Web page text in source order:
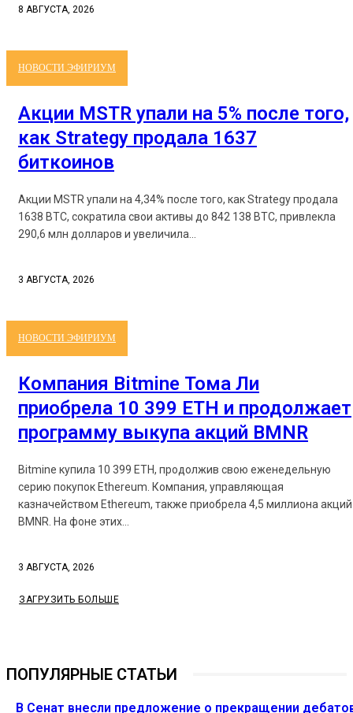
8 АВГУСТА, 2026
НОВОСТИ ЭФИРИУМ
Акции MSTR упали на 5% после того,
как Strategy продала 1637
биткоинов
Акции MSTR упали на 4,34% после того, как Strategy продала
1638 BTC, сократила свои активы до 842 138 BTC, привлекла
290,6 млн долларов и увеличила...
3 АВГУСТА, 2026
НОВОСТИ ЭФИРИУМ
Компания Bitmine Тома Ли
приобрела 10 399 ETH и продолжает
программу выкупа акций BMNR
Bitmine купила 10 399 ETH, продолжив свою еженедельную
серию покупок Ethereum. Компания, управляющая
казначейством Ethereum, также приобрела 4,5 миллиона акций
BMNR. На фоне этих...
3 АВГУСТА, 2026
ЗАГРУЗИТЬ БОЛЬШЕ
ПОПУЛЯРНЫЕ СТАТЬИ
В Сенат внесли предложение о прекращении